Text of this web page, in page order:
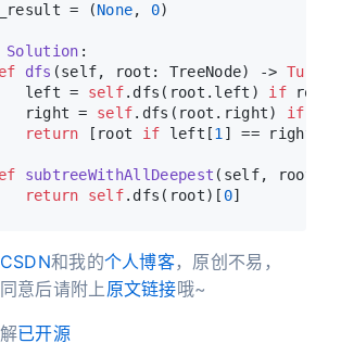
= (None, 0)
Solution :
dfs (self, root: TreeNode) -> Tuple
left =
self.dfs(root.left) if
right =
self.dfs(root.right) if
return [root if left[1] == right[
subtreeWithAllDeepest ( self, root:
return
self.dfs(root)[ 0]
CSDN和我的个人博客，原创不易，
意后请附上原文链接哦~
已开源